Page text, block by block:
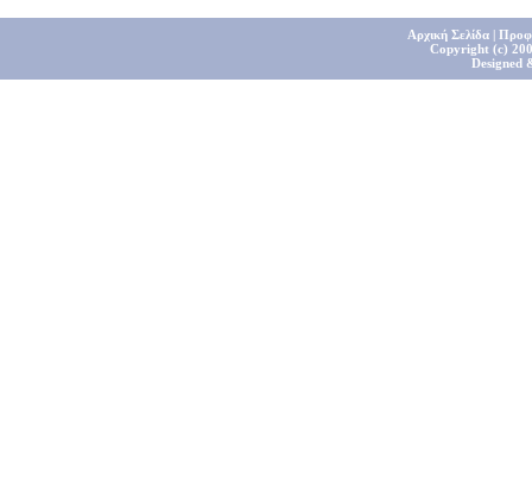
Αρχική Σελίδα|
Copyright (c)
Designed